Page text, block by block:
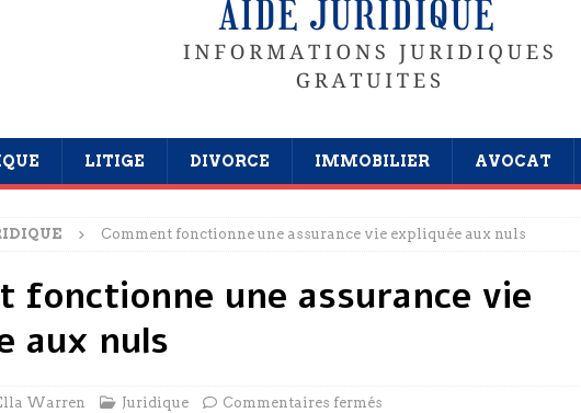
LITIGE DIVORCE IMMOBILIER AVOCAT
Comment fonctionne une assurance vie expliquée aux nuls
fonctionne une assurance vie
aux nuls
Warren Juridique Commentaires fermés